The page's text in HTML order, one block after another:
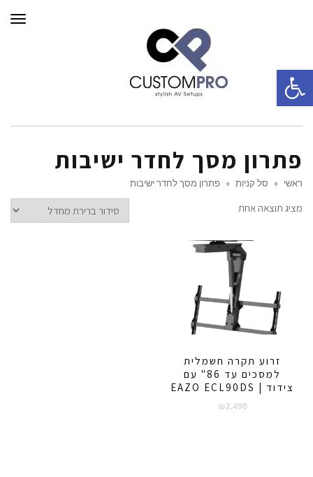
פתרון מסך לחדר ישיבות
ראשי » סל קניות » פתרון מסך לחדר ישיבות
מציג תוצאה אחת
זרוע תקרה חשמלית
למסכים עד 86" עם
צידוד | EAZO ECL90DS
₪ 2,490
פתח סרגל נגישות